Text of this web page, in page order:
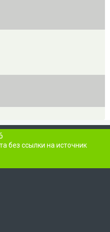
без ссылки на источник